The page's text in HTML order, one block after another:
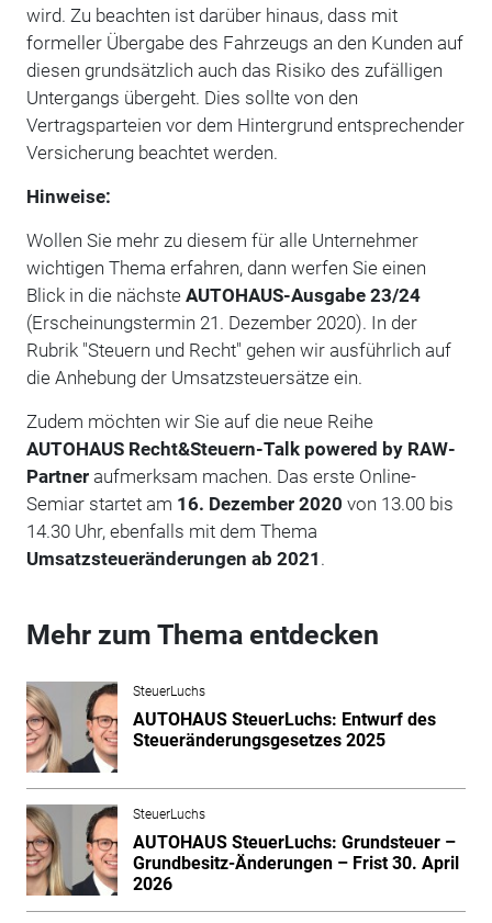
wird. Zu beachten ist darüber hinaus, dass mit
formeller Übergabe des Fahrzeugs an den Kunden auf
diesen grundsätzlich auch das Risiko des zu­fälligen
Untergangs übergeht. Dies sollte von den
Vertragsparteien vor dem Hintergrund ent­sprechender
Versicherung beachtet werden.
Hinweise:
Wollen Sie mehr zu diesem für alle Unternehmer
wichtigen Thema erfahren, dann werfen Sie einen
Blick in die nächste AUTOHAUS-Ausgabe 23/24
(Erscheinungstermin 21. Dezember 2020). In der
Rubrik "Steuern und Recht" gehen wir ausführlich auf
die Anhebung der Umsatzsteuersätze ein.
Zudem möchten wir Sie auf die neue Reihe
AUTOHAUS Recht&Steuern-Talk powered by RAW-
Partneraufmerksam machen. Das erste Online-
Semiar startet am 16. Dezember 2020 von 13.00 bis
14.30 Uhr, ebenfalls mit dem Thema
Umsatzsteueränderungen ab 2021 .
Mehr zum Thema entdecken
SteuerLuchs
AUTOHAUS SteuerLuchs: Entwurf des
Steueränderungsgesetzes 2025
SteuerLuchs
AUTOHAUS SteuerLuchs: Grundsteuer –
Grundbesitz-Änderungen – Frist 30. April
2026